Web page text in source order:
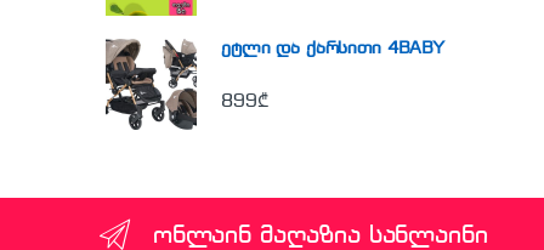
ეტლი და ქარსითი 4BABY
899₾
ონლაინ მაღაზია სანლაინი